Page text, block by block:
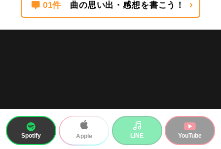
01件 曲の思い出・感想を書こう！
Spotify Apple LINE YouTube